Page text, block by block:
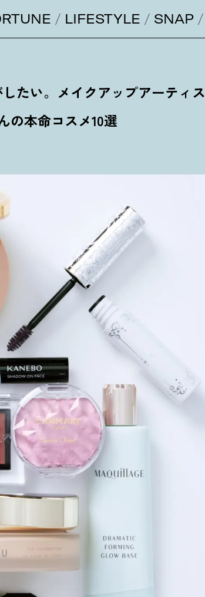
LIFESTYLE SNAP
たい。メイクアップアーティス
の本命コスメ10選